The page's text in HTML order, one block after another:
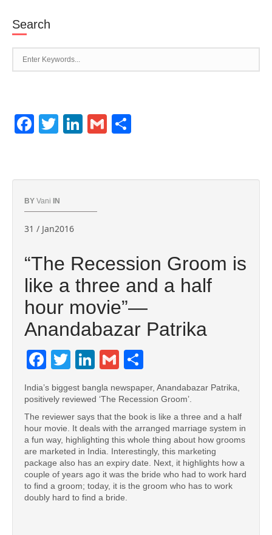
Search
Facebook
TwitterLinkedIn
Gmail
BY Vani IN
31 / Jan2016
“The Recession Groom is
like a three and a half
hour movie”—
Anandabazar Patrika
Facebook
TwitterLinkedIn
Gmail
India’s biggest bangla newspaper, Anandabazar Patrika,
positively reviewed ‘The Recession Groom’.
The reviewer says that the book is like a three and a half
hour movie. It deals with the arranged marriage system in
a fun way, highlighting this whole thing about how grooms
are marketed in India. Interestingly, this marketing
package also has an expiry date. Next, it highlights how a
couple of years ago it was the bride who had to work hard
to find a groom; today, it is the groom who has to work
doubly hard to find a bride.